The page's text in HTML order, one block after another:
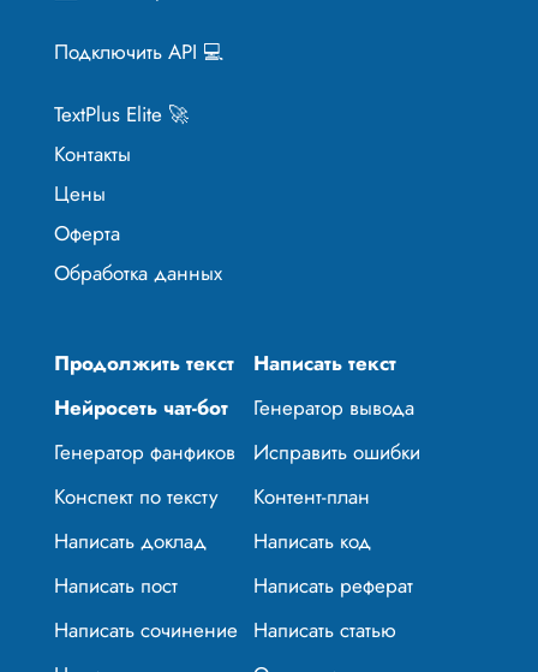
Подключить API 💻
TextPlus Elite 🚀
Контакты
Цены
Оферта
Обработка данных
Продолжить текст
Написать текст
Нейросеть чат-бот
Генератор вывода
Генератор фанфиков
Исправить ошибки
Конспект по тексту
Контент-план
Написать доклад
Написать код
Написать пост
Написать реферат
Написать сочинение Написать статью